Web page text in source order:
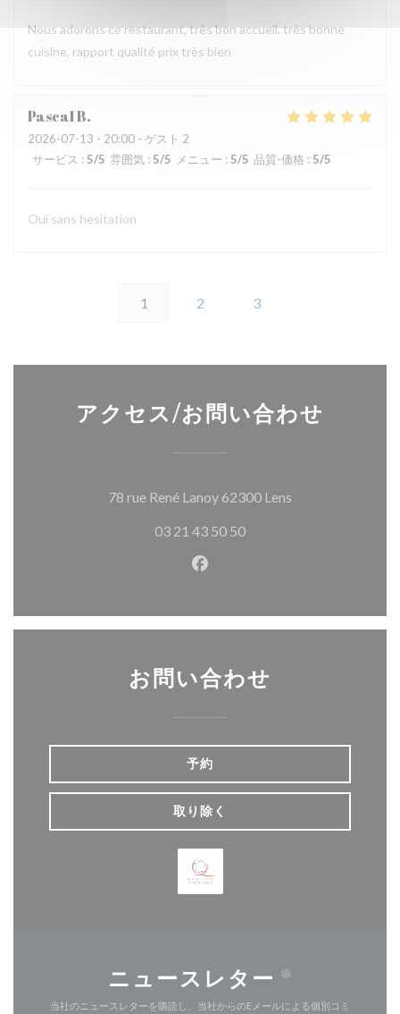
Nous adorons ce restaurant, très bon accueil, très bonne
cuisine, rapport qualité prix très bien
PascalB
2026-07-13 - 20:00 - ゲスト 2
サービス : 5/5 雰囲気 : 5/5 メニュー : 5/5 品質-価格 : 5/5
Oui sans hesitation
1 2 3
アクセス/お問い合わせ
78 rue René Lanoy 62300 Lens
03 21 43 50 50
Facebook ((新しいウィン
お問い合わせ
予約
取り除く
ニュースレター *
当社のニュースレターを購読し、当社からのEメールによる個別コミ